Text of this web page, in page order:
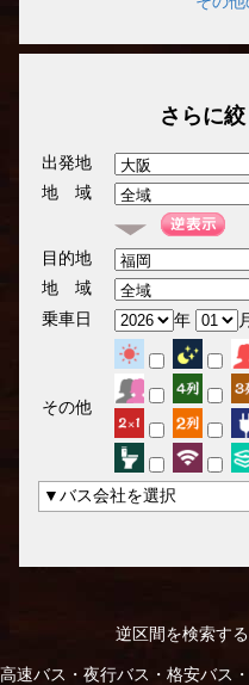
さらに
出発地
地 域
目的地
地 域
乗車日
年
その他
▼バス会社を選択
逆区間を検索する
高速バス・夜行バス・格安バス